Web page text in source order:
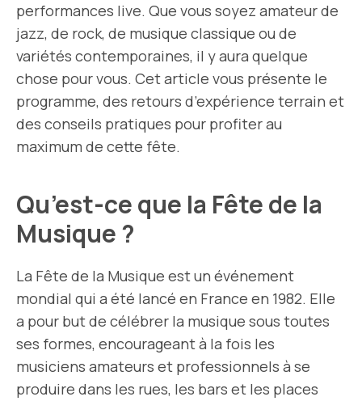
performances live. Que vous soyez amateur de
jazz, de rock, de musique classique ou de
variétés contemporaines, il y aura quelque
chose pour vous. Cet article vous présente le
programme, des retours d’expérience terrain et
des conseils pratiques pour profiter au
maximum de cette fête.
Qu’est-ce que la Fête de la
Musique ?
La Fête de la Musique est un événement
mondial qui a été lancé en France en 1982. Elle
a pour but de célébrer la musique sous toutes
ses formes, encourageant à la fois les
musiciens amateurs et professionnels à se
produire dans les rues, les bars et les places